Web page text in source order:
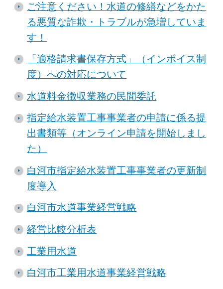
ご注意ください！水道の修繕などをかた
る悪質な詐欺・トラブルが急増していま
す！
「適格請求書保存方式」（インボイス制
度）への対応について
水道料金徴収業務の民間委託
指定給水装置工事事業者の申請に係る提
出書類等（オンライン申請を開始しまし
た）
白河市指定給水装置工事事業者の更新制
度導入
白河市水道事業経営戦略
経営比較分析表
工業用水道
白河市工業用水道事業経営戦略